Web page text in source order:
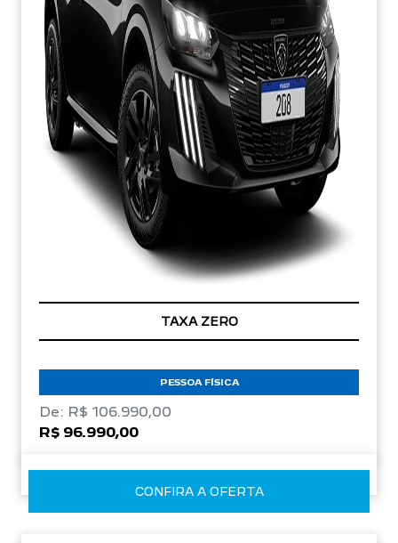
TAXA ZERO
PESSOA FÍSICA
De: R$ 106.990,00
R$ 96.990,00
CONFIRA A OFERTA